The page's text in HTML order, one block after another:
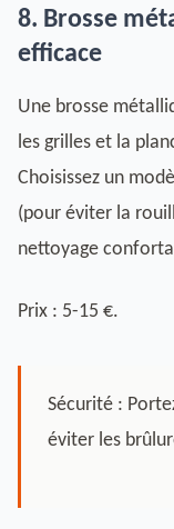
8. Brosse
efficace
Une brosse
les grilles et la
Choisissez un
(pour éviter la
nettoyage
Prix : 5-15 €.
Sécurité :
éviter les